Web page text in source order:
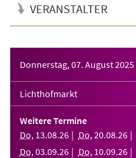
VERANSTALTER
Donnerstag, 07. August 2025
Lichthofmarkt
Weitere Termine
Do, 13.08.26 Do, 20.08.26
Do, 03.09.26 Do, 10.09.26